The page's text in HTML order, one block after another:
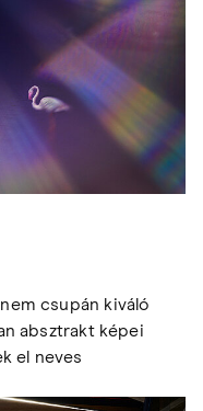
csupán kiváló
absztrakt képei
el neves